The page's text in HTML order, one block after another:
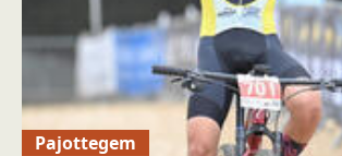
Pajottegem